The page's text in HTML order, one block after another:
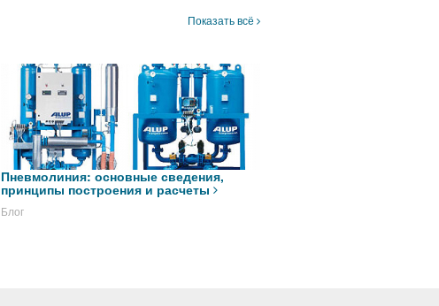
Показать всё
Пневмолиния: основные сведения,
принципы построения и расчеты
Блог